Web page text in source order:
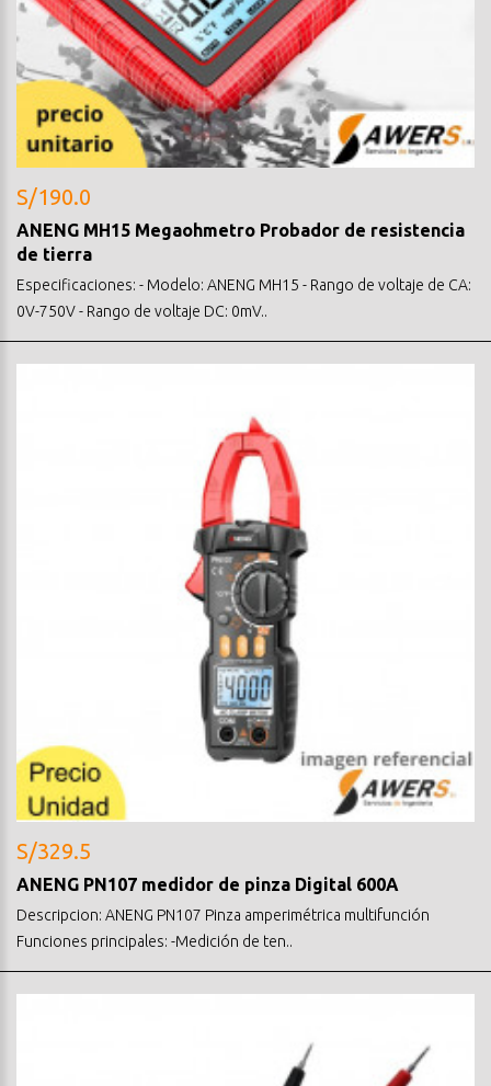
S/190.0
ANENG MH15 Megaohmetro Probador de resistencia
de tierra
Especificaciones: - Modelo: ANENG MH15 - Rango de voltaje de CA:
0V-750V - Rango de voltaje DC: 0mV..
S/329.5
ANENG PN107 medidor de pinza Digital 600A
Descripcion: ANENG PN107 Pinza amperimétrica multifunción
Funciones principales: -Medición de ten..